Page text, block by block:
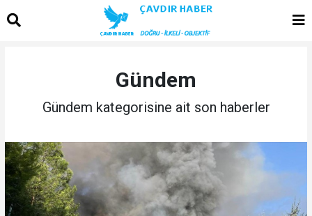
Gündem
Gündem kategorisine ait son haberler